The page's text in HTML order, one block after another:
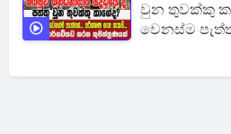
වුන තුවක්කු
වෙනස්ම